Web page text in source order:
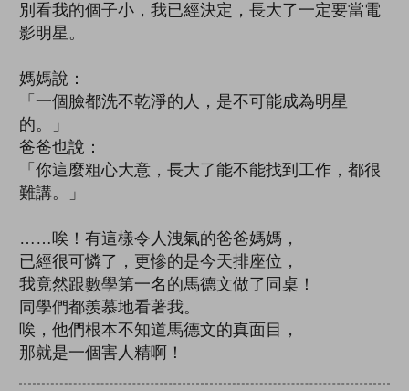
別看我的個子小，我已經決定，長大了一定要當電
影明星。
媽媽說：
「一個臉都洗不乾淨的人，是不可能成為明星
的。」
爸爸也說：
「你這麼粗心大意，長大了能不能找到工作，都很
難講。」
……唉！有這樣令人洩氣的爸爸媽媽，
已經很可憐了，更慘的是今天排座位，
我竟然跟數學第一名的馬德文做了同桌！
同學們都羨慕地看著我。
唉，他們根本不知道馬德文的真面目，
那就是一個害人精啊！